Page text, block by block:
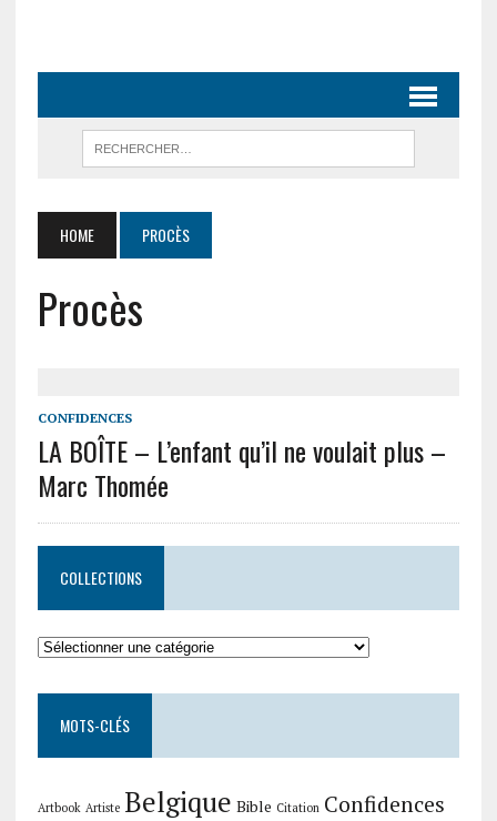
HOME PROCÈS
Procès
CONFIDENCES
LA BOÎTE – L’enfant qu’il ne voulait plus –
Marc Thomée
COLLECTIONS
Collections
MOTS-CLÉS
Artbook Artiste Belgique Bible Citation Confidences